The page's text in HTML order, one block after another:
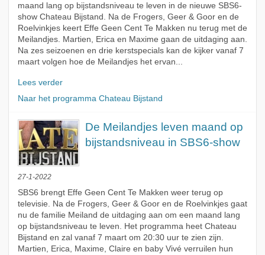
maand lang op bijstandsniveau te leven in de nieuwe SBS6-
show Chateau Bijstand. Na de Frogers, Geer & Goor en de
Roelvinkjes keert Effe Geen Cent Te Makken nu terug met de
Meilandjes. Martien, Erica en Maxime gaan de uitdaging aan.
Na zes seizoenen en drie kerstspecials kan de kijker vanaf 7
maart volgen hoe de Meilandjes het ervan...
Lees verder
Naar het programma Chateau Bijstand
De Meilandjes leven maand op
bijstandsniveau in SBS6-show
27-1-2022
SBS6 brengt Effe Geen Cent Te Makken weer terug op
televisie. Na de Frogers, Geer & Goor en de Roelvinkjes gaat
nu de familie Meiland de uitdaging aan om een maand lang
op bijstandsniveau te leven. Het programma heet Chateau
Bijstand en zal vanaf 7 maart om 20:30 uur te zien zijn.
Martien, Erica, Maxime, Claire en baby Vivé verruilen hun